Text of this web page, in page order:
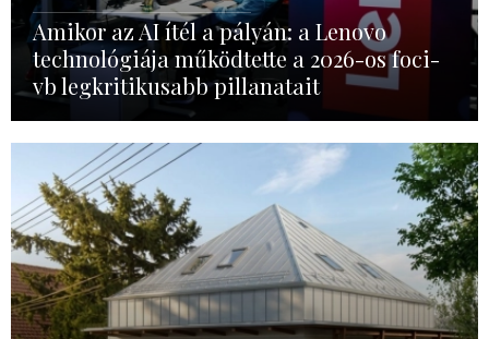
Amikor az AI ítél a pályán: a Lenovo
technológiája működtette a 2026-os foci-
vb legkritikusabb pillanatait